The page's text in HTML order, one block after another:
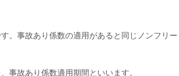
。事故あり係数の適用があると同じノンフリ
事故あり係数適用期間といいます。